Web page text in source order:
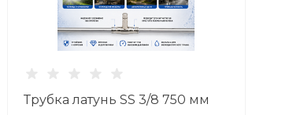
Трубка латунь SS 3/8 750 мм